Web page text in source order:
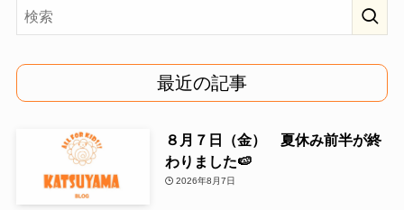
最近の記事
８月７日（金） 夏休み前半が終
わりました🍉
2026年8月7日